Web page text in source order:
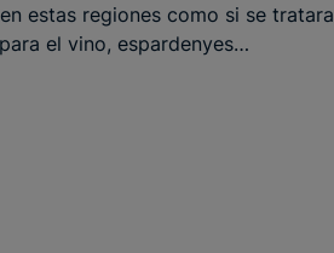
estas regiones como si se tratara
el vino, espardenyes…